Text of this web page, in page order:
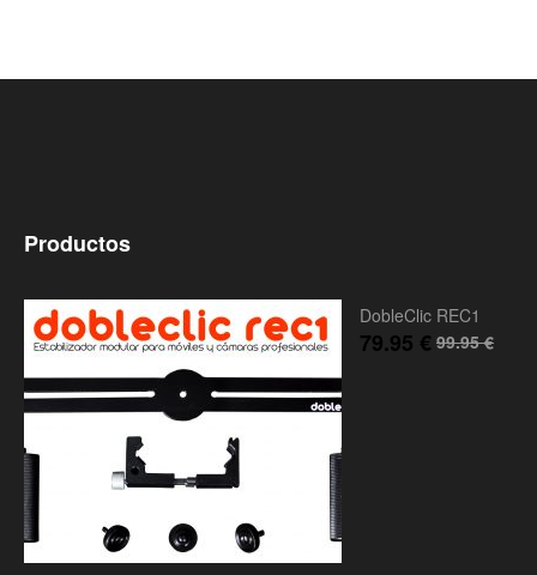
Productos
DobleClic REC1
99.95€
79.95 €